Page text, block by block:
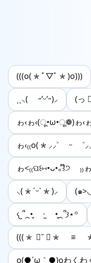
(((o(*ﾟ▽ﾟ*)o)))
⸒⸒⸜( ˶’ᵕ’˶)⸝ (っ
ゎ‹ゎ‹(ू•ω•ू❁)ゎ‹
ゎ‹₍₍ο(*⸝⸝˃ ᵕ
ゎ<₍₍ପ꒰⑅•ᴗ•｡꒱໊੭ ₎₎
⸜(*ˊᵕˋ*)⸝ (๑
𐔌՞⁔•͈ ·̫ •͈⁔՞𐦯⋆꙳
(((* ॑˘ ॑* ≡ *
o(●´ω｀●)oわくわ